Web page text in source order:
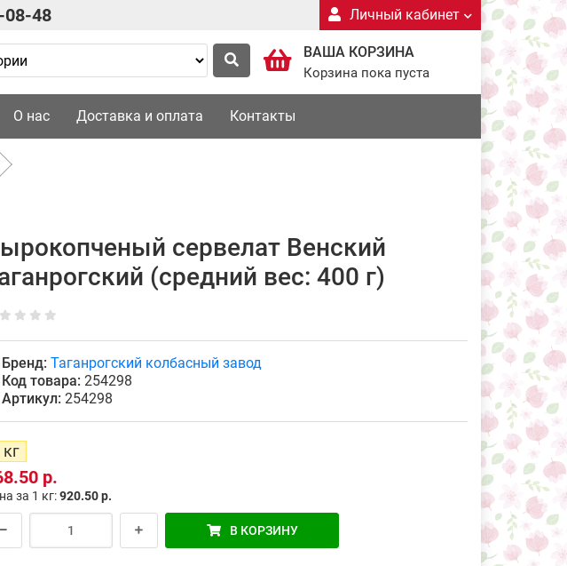
08-48 Личный кабинет
ВАША КОРЗИНА
Корзина пока пуста
О нас Доставка и оплата Контакты
сервелат Венский
(средний вес: 400 г)
Бренд: Таганрогский колбасный завод
Код товара: 254298
Артикул: 254298
кг
р.
за 1 кг:920.50 р.
В КОРЗИНУ